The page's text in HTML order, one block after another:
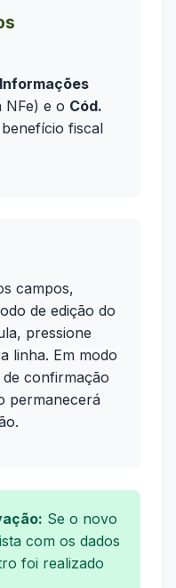
Informações
NFe) e o Cód.
fiscal
campos,
de edição do
pressione
linha. Em modo
confirmação
permanecerá
Se o novo
com os dados
foi realizado